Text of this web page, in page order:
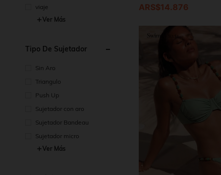
viaje
Ver Más
Tipo De Sujetador
Sin Aro
Triangulo
Push Up
Sujetador con aro
Sujetador Bandeau
Sujetador micro
Ver Más
ARS$14.876